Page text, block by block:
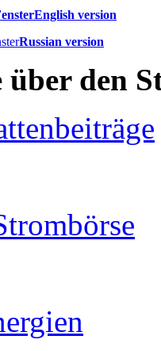
English version
Russian version
über den